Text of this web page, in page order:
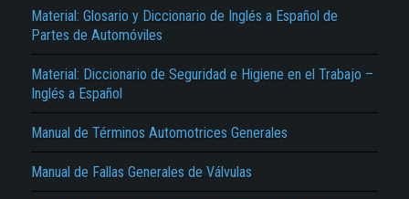
Material: Glosario y Diccionario de Inglés a Español de
Partes de Automóviles
Material: Diccionario de Seguridad e Higiene en el Trabajo –
Inglés a Español
Manual de Términos Automotrices Generales
Manual de Fallas Generales de Válvulas
El Título es incorrecto según el contenido.
No carga o no se visualiza el contenido.
Reportar otro tipo de error...